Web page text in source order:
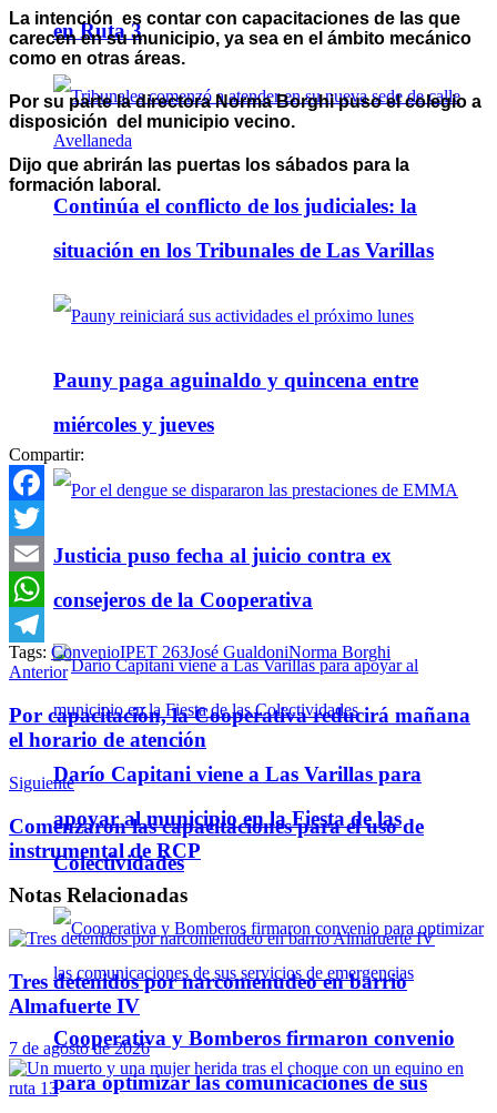
en Ruta 3
Continúa el conflicto de los judiciales: la
situación en los Tribunales de Las Varillas
Pauny paga aguinaldo y quincena entre
miércoles y jueves
Justicia puso fecha al juicio contra ex
consejeros de la Cooperativa
Darío Capitani viene a Las Varillas para
apoyar al municipio en la Fiesta de las
Colectividades
Cooperativa y Bomberos firmaron convenio
para optimizar las comunicaciones de sus
La intención es contar con capacitaciones de las que
carecen en su municipio, ya sea en el ámbito mecánico
como en otras áreas.
Por su parte la directora Norma Borghi puso el colegio a
disposición del municipio vecino.
Dijo que abrirán las puertas los sábados para la
formación laboral.
Compartir:
Facebook
Twitter
Email
WhatsApp
Telegram
Tags: ConvenioIPET 263José GualdoniNorma Borghi
Anterior
Por capacitación, la Cooperativa reducirá mañana
el horario de atención
Siguiente
Comenzaron las capacitaciones para el uso de
instrumental de RCP
Notas Relacionadas
Tres detenidos por narcomenudeo en barrio
Almafuerte IV
7 de agosto de 2026